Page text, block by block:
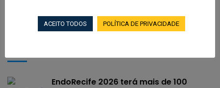
EndoRecife 2026 terá mais de 100
ACEITO TODOS POLÍTICA DE PRIVACIDADE